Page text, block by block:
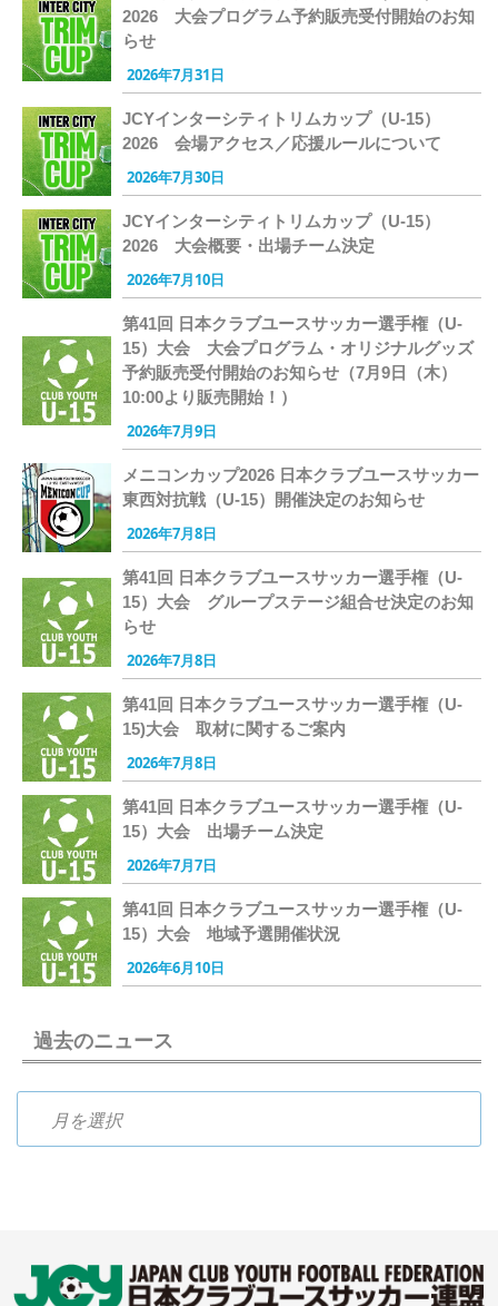
2026 大会プログラム予約販売受付開始のお知
らせ
2026年7月31日
JCYインターシティトリムカップ（U-15）
2026 会場アクセス／応援ルールについて
2026年7月30日
JCYインターシティトリムカップ（U-15）
2026 大会概要・出場チーム決定
2026年7月10日
第41回 日本クラブユースサッカー選手権（U-
15）大会 大会プログラム・オリジナルグッズ
予約販売受付開始のお知らせ（7月9日（木）
10:00より販売開始！）
2026年7月9日
メニコンカップ2026 日本クラブユースサッカー
東西対抗戦（U-15）開催決定のお知らせ
2026年7月8日
第41回 日本クラブユースサッカー選手権（U-
15）大会 グループステージ組合せ決定のお知
らせ
2026年7月8日
第41回 日本クラブユースサッカー選手権（U-
15)大会 取材に関するご案内
2026年7月8日
第41回 日本クラブユースサッカー選手権（U-
15）大会 出場チーム決定
2026年7月7日
第41回 日本クラブユースサッカー選手権（U-
15）大会 地域予選開催状況
2026年6月10日
過去のニュース